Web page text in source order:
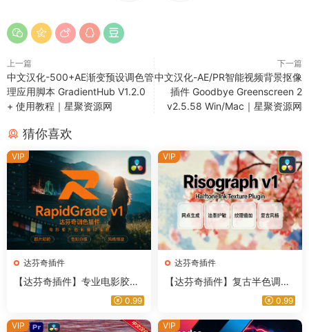
上一篇
中文汉化-500+AE渐变预设调色管
理应用脚本 GradientHub V1.2.0
+ 使用教程｜星聚资源网
下一篇
中文汉化-AE/PR智能视频背景抠像
插件 Goodbye Greenscreen 2
v2.5.58 Win/Mac｜星聚资源网
猜你喜欢
达芬奇插件
【达芬奇插件】专业电影胶片
风格色彩模拟达芬奇调色插件
RapidGrade v1.7.0 Win汉化版
0.99
VIP
达芬奇插件
【达芬奇插件】复古半色调网
点孔版印刷油墨纹理艺术特效
插件 Risograph v1.0.0 Win/M
ac汉化版
0.99
VIP
VIP VIP